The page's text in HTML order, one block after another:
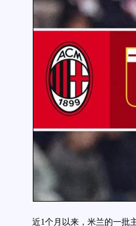
近1个月以来，米兰的一批主